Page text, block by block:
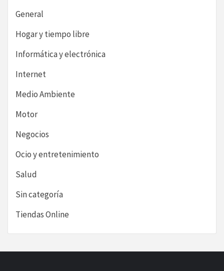
General
Hogar y tiempo libre
Informática y electrónica
Internet
Medio Ambiente
Motor
Negocios
Ocio y entretenimiento
Salud
Sin categoría
Tiendas Online